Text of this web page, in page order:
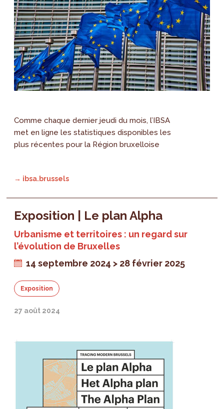
Comme chaque dernier jeudi du mois, l’IBSA
met en ligne les statistiques disponibles les
plus récentes pour la Région bruxelloise
→ ibsa.brussels
Exposition | Le plan Alpha
Urbanisme et territoires : un regard sur
l’évolution de Bruxelles
14 septembre 2024 > 28 février 2025
Exposition
27 août 2024